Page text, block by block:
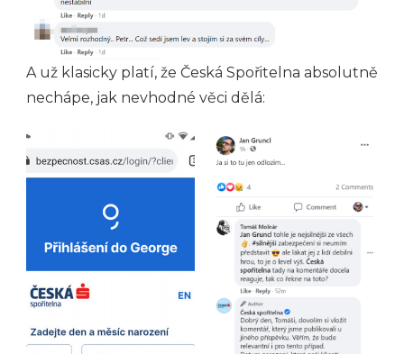
A už klasicky platí, že Česká Spořitelna absolutně
nechápe, jak nevhodné věci dělá: